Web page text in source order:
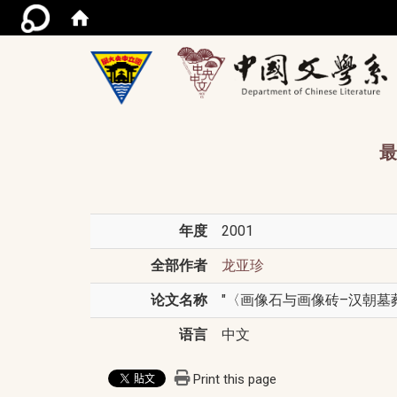
年度 2001
全部作者 龙亚珍
论文名称 "〈画像石与画像砖–汉朝墓
语言 中文
Print this page